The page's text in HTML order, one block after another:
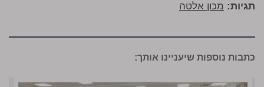
תגיות: מכון אלטה
כתבות נוספות שיעניינו אותך: